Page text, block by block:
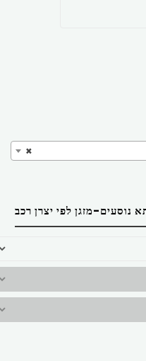
×
מזגן לפי יצרן רכב